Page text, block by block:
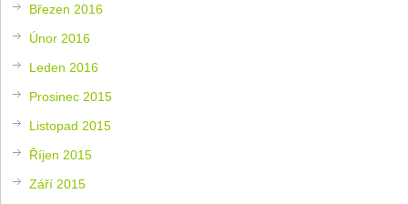
Březen 2016
Únor 2016
Leden 2016
Prosinec 2015
Listopad 2015
Říjen 2015
Září 2015